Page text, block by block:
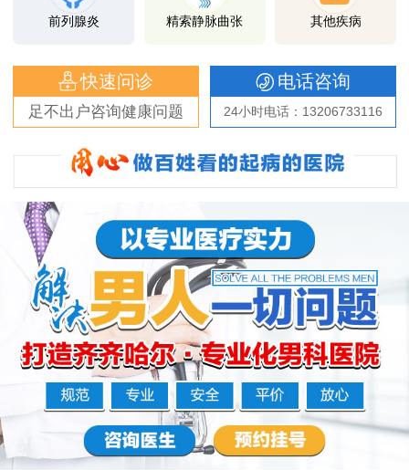
前列腺炎 精索静脉曲张 其他疾病
快速问诊
足不出户咨询健康问题
电话咨询
24小时电话：13206733116